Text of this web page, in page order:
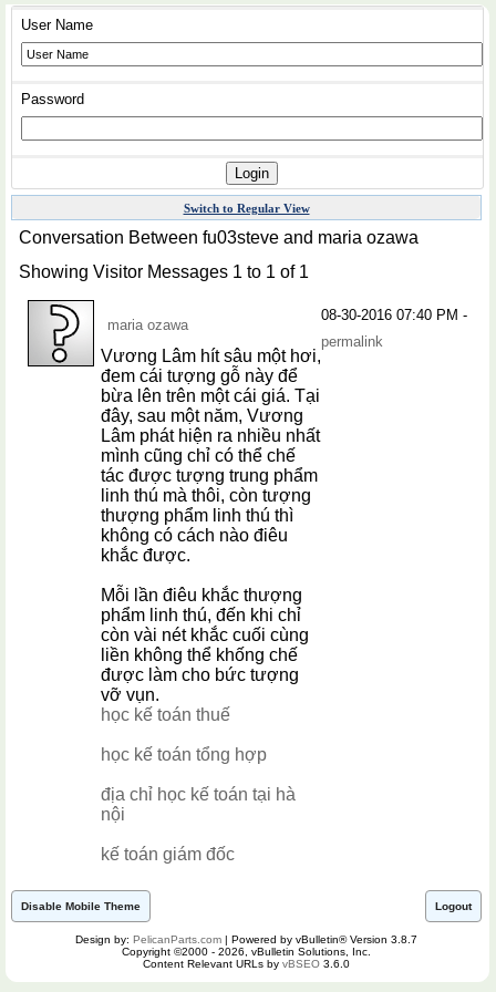
User Name
Password
Switch to Regular View
Conversation Between fu03steve and maria ozawa
Showing Visitor Messages 1 to 1 of 1
08-30-2016 07:40 PM -
permalink
maria ozawa
Vương Lâm hít sâu một hơi,
đem cái tượng gỗ này để
bừa lên trên một cái giá. Tại
đây, sau một năm, Vương
Lâm phát hiện ra nhiều nhất
mình cũng chỉ có thể chế
tác được tượng trung phẩm
linh thú mà thôi, còn tượng
thượng phẩm linh thú thì
không có cách nào điêu
khắc được.
Mỗi lần điêu khắc thượng
phẩm linh thú, đến khi chỉ
còn vài nét khắc cuối cùng
liền không thể khống chế
được làm cho bức tượng
vỡ vụn.
học kế toán thuế
học kế toán tổng hợp
địa chỉ học kế toán tại hà
nội
kế toán giám đốc
Disable Mobile Theme Logout
Design by: PelicanParts.com | Powered by vBulletin® Version 3.8.7
Copyright ©2000 - 2026, vBulletin Solutions, Inc.
Content Relevant URLs by vBSEO 3.6.0